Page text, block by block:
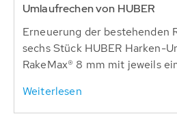
Umlaufrechen von HUBER
Erneuerung der bestehenden
sechs Stück HUBER Harken-
RakeMax® 8 mm mit jeweils
Weiterlesen